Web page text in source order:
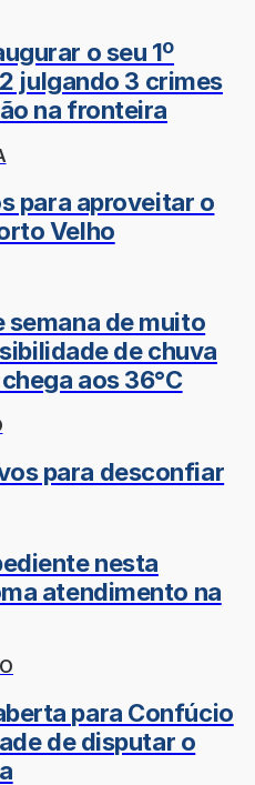
o seu 1º
julgando 3 crimes
na fronteira
para aproveitar o
Velho
semana de muito
de chuva
aos 36°C
para desconfiar
nesta
atendimento na
para Confúcio
de disputar o